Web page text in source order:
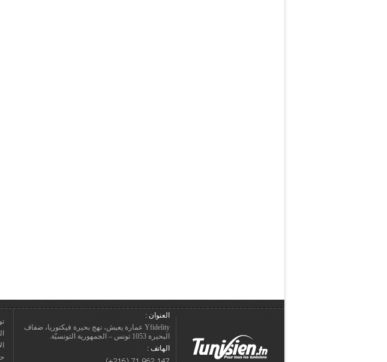
العنوان :
Yfidelity عمارة يعيش، نهج بحيرة فيكتوريا، ضفاف
البحيرة 1053 تونس – الجمهورية التونسيّة.
الهاتف :